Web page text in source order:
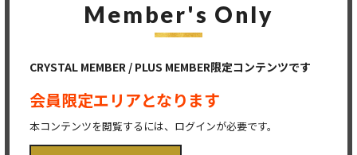
Member's Only
CRYSTAL MEMBER / PLUS MEMBER限定コンテンツです
会員限定エリアとなります
本コンテンツを閲覧するには、ログインが必要です。